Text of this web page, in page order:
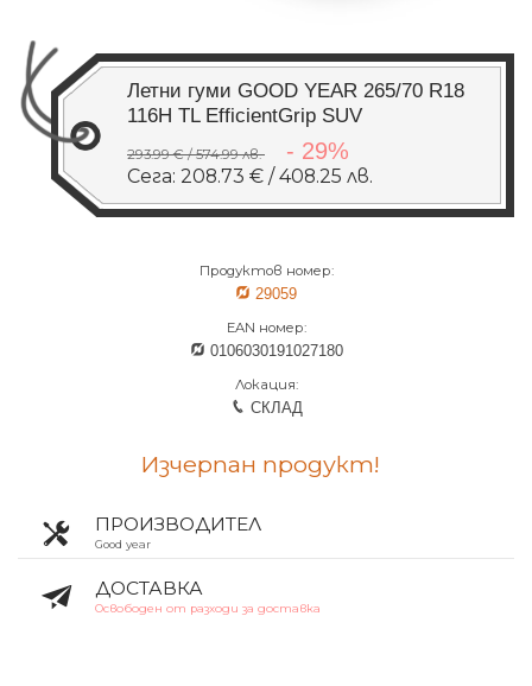
Летни гуми GOOD YEAR 265/70 R18
116H TL EfficientGrip SUV
293.99 € / 574.99 лв. - 29%
Сега: 208.73 € / 408.25 лв.
Продуктов номер:
29059
EAN номер:
0106030191027180
Локация:
СКЛАД
Изчерпан продукт!
ПРОИЗВОДИТЕЛ
Good year
ДОСТАВКА
Освободен от разходи за доставка